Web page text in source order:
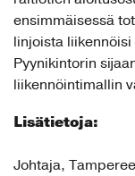
ensimmäisessä
linjoista
Pyynikintorin
liikennöintimallin
Lisätietoja:
Johtaja,